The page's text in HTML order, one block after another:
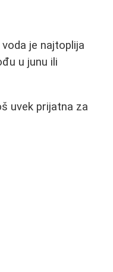
je najtoplija
u junu ili
uvek prijatna za